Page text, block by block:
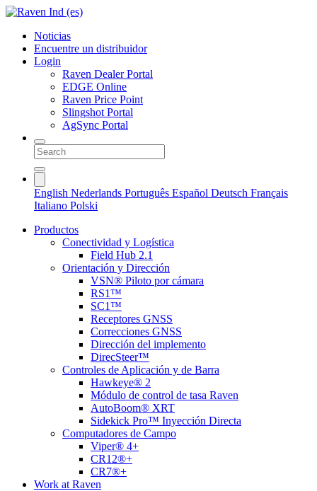
Noticias
Encuentre un distribuidor
Login
Raven Dealer Portal
EDGE Online
Raven Price Point
Slingshot Portal
AgSync Portal
English Nederlands Português Español Deutsch Français
Italiano Polski
Productos
Conectividad y Logística
Field Hub 2.1
Orientación y Dirección
VSN® Piloto por cámara
RS1™
SC1™
Receptores GNSS
Correcciones GNSS
Dirección del implemento
DirecSteer™
Controles de Aplicación y de Barra
Hawkeye® 2
Módulo de control de tasa Raven
AutoBoom® XRT
Sidekick Pro™ Inyección Directa
Computadores de Campo
Viper® 4+
CR12®+
CR7®+
Work at Raven